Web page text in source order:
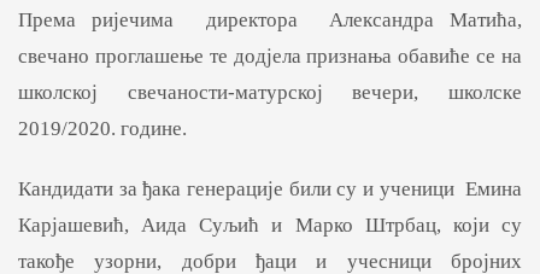
Према ријечима директора Александра Матића,
свечано проглашење те додјела признања обавиће се на
школској свечаности-матурској вечери, школске
2019/2020. године.
Кандидати за ђака генерације били су и ученици Емина
Карјашевић, Аида Суљић и Марко Штрбац, који су
такође узорни, добри ђаци и учесници бројних